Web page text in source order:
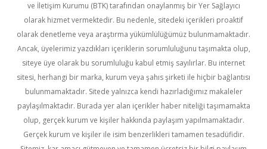
ve İletişim Kurumu (BTK) tarafından onaylanmış bir Yer Sağlayıcı
olarak hizmet vermektedir. Bu nedenle, sitedeki içerikleri proaktif
olarak denetleme veya araştırma yükümlülüğümüz bulunmamaktadır.
Ancak, üyelerimiz yazdıkları içeriklerin sorumluluğunu taşımakta olup,
siteye üye olarak bu sorumluluğu kabul etmiş sayılırlar. Bu internet
sitesi, herhangi bir marka, kurum veya şahıs şirketi ile hiçbir bağlantısı
bulunmamaktadır. Sitede yalnızca kendi hazırladığımız makaleler
paylaşılmaktadır. Burada yer alan içerikler haber niteliği taşımamakta
olup, gerçek kurum ve kişiler hakkında paylaşım yapılmamaktadır.
Gerçek kurum ve kişiler ile isim benzerlikleri tamamen tesadüfidir.